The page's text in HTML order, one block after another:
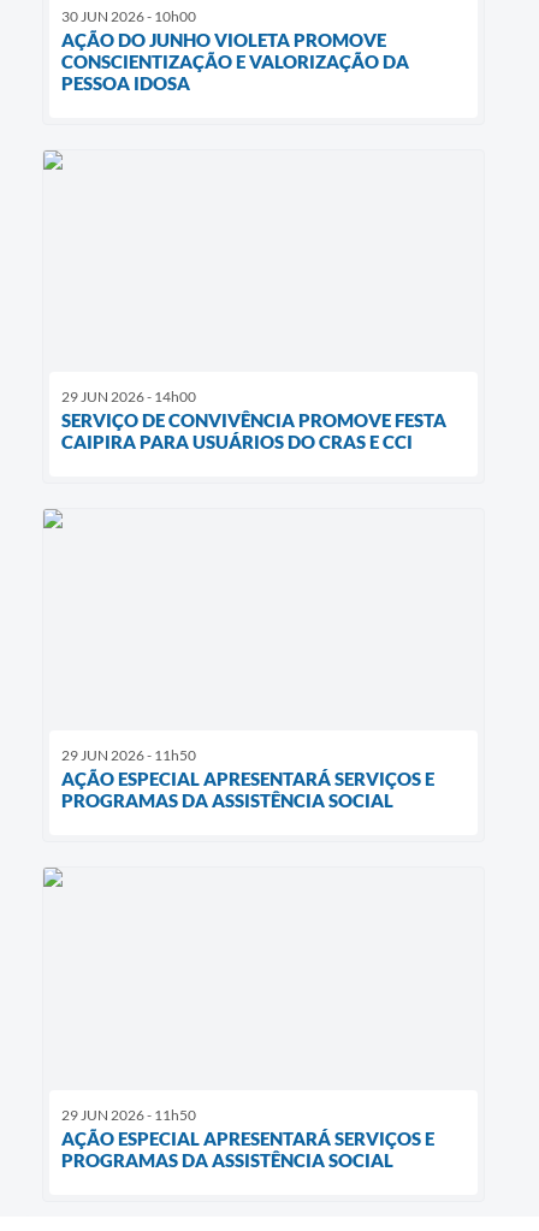
30 JUN 2026 - 10h00
AÇÃO DO JUNHO VIOLETA PROMOVE
CONSCIENTIZAÇÃO E VALORIZAÇÃO DA
PESSOA IDOSA
29 JUN 2026 - 14h00
SERVIÇO DE CONVIVÊNCIA PROMOVE FESTA
CAIPIRA PARA USUÁRIOS DO CRAS E CCI
29 JUN 2026 - 11h50
AÇÃO ESPECIAL APRESENTARÁ SERVIÇOS E
PROGRAMAS DA ASSISTÊNCIA SOCIAL
29 JUN 2026 - 11h50
AÇÃO ESPECIAL APRESENTARÁ SERVIÇOS E
PROGRAMAS DA ASSISTÊNCIA SOCIAL